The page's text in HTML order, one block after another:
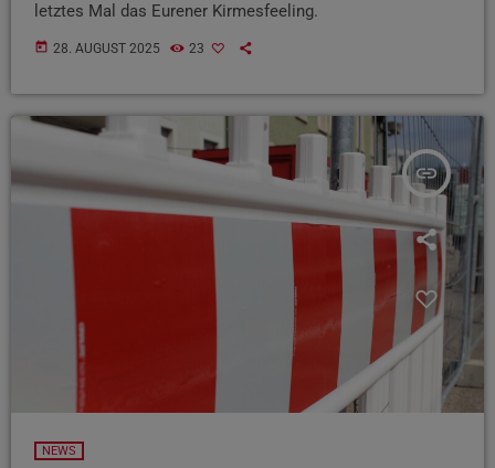
letztes Mal das Eurener Kirmesfeeling.
today 28. AUGUST 2025 23
insert_link
NEWS